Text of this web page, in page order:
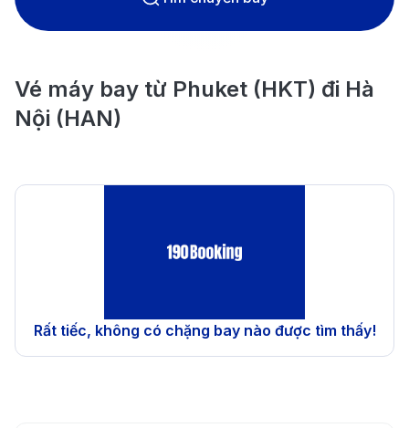
Vé máy bay từ Phuket (HKT) đi Hà
Nội (HAN)
Rất tiếc, không có chặng bay nào được tìm thấy!